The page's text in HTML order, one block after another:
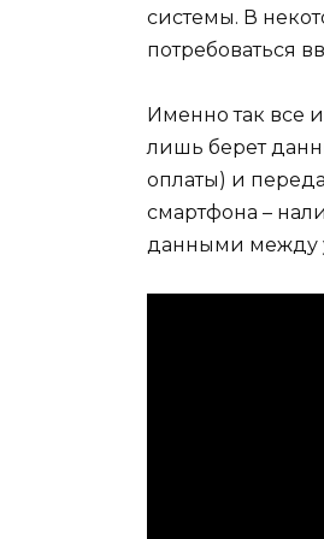
системы. В
потребоваться
Именно так все
лишь берет
оплаты) и
смартфона –
данными между